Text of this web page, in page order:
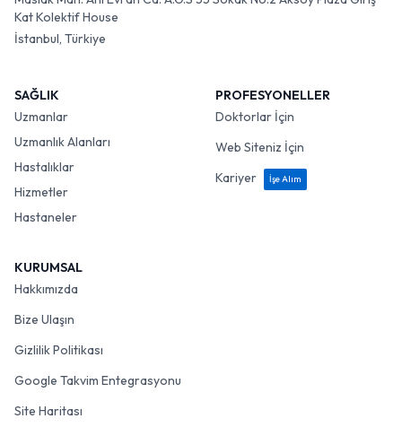
Kat Kolektif House
İstanbul, Türkiye
SAĞLIK
Uzmanlar
Uzmanlık Alanları
Hastalıklar
Hizmetler
Hastaneler
PROFESYONELLER
Doktorlar İçin
Web Siteniz İçin
Kariyer
İşe Alım
KURUMSAL
Hakkımızda
Bize Ulaşın
Gizlilik Politikası
Google Takvim Entegrasyonu
Site Haritası